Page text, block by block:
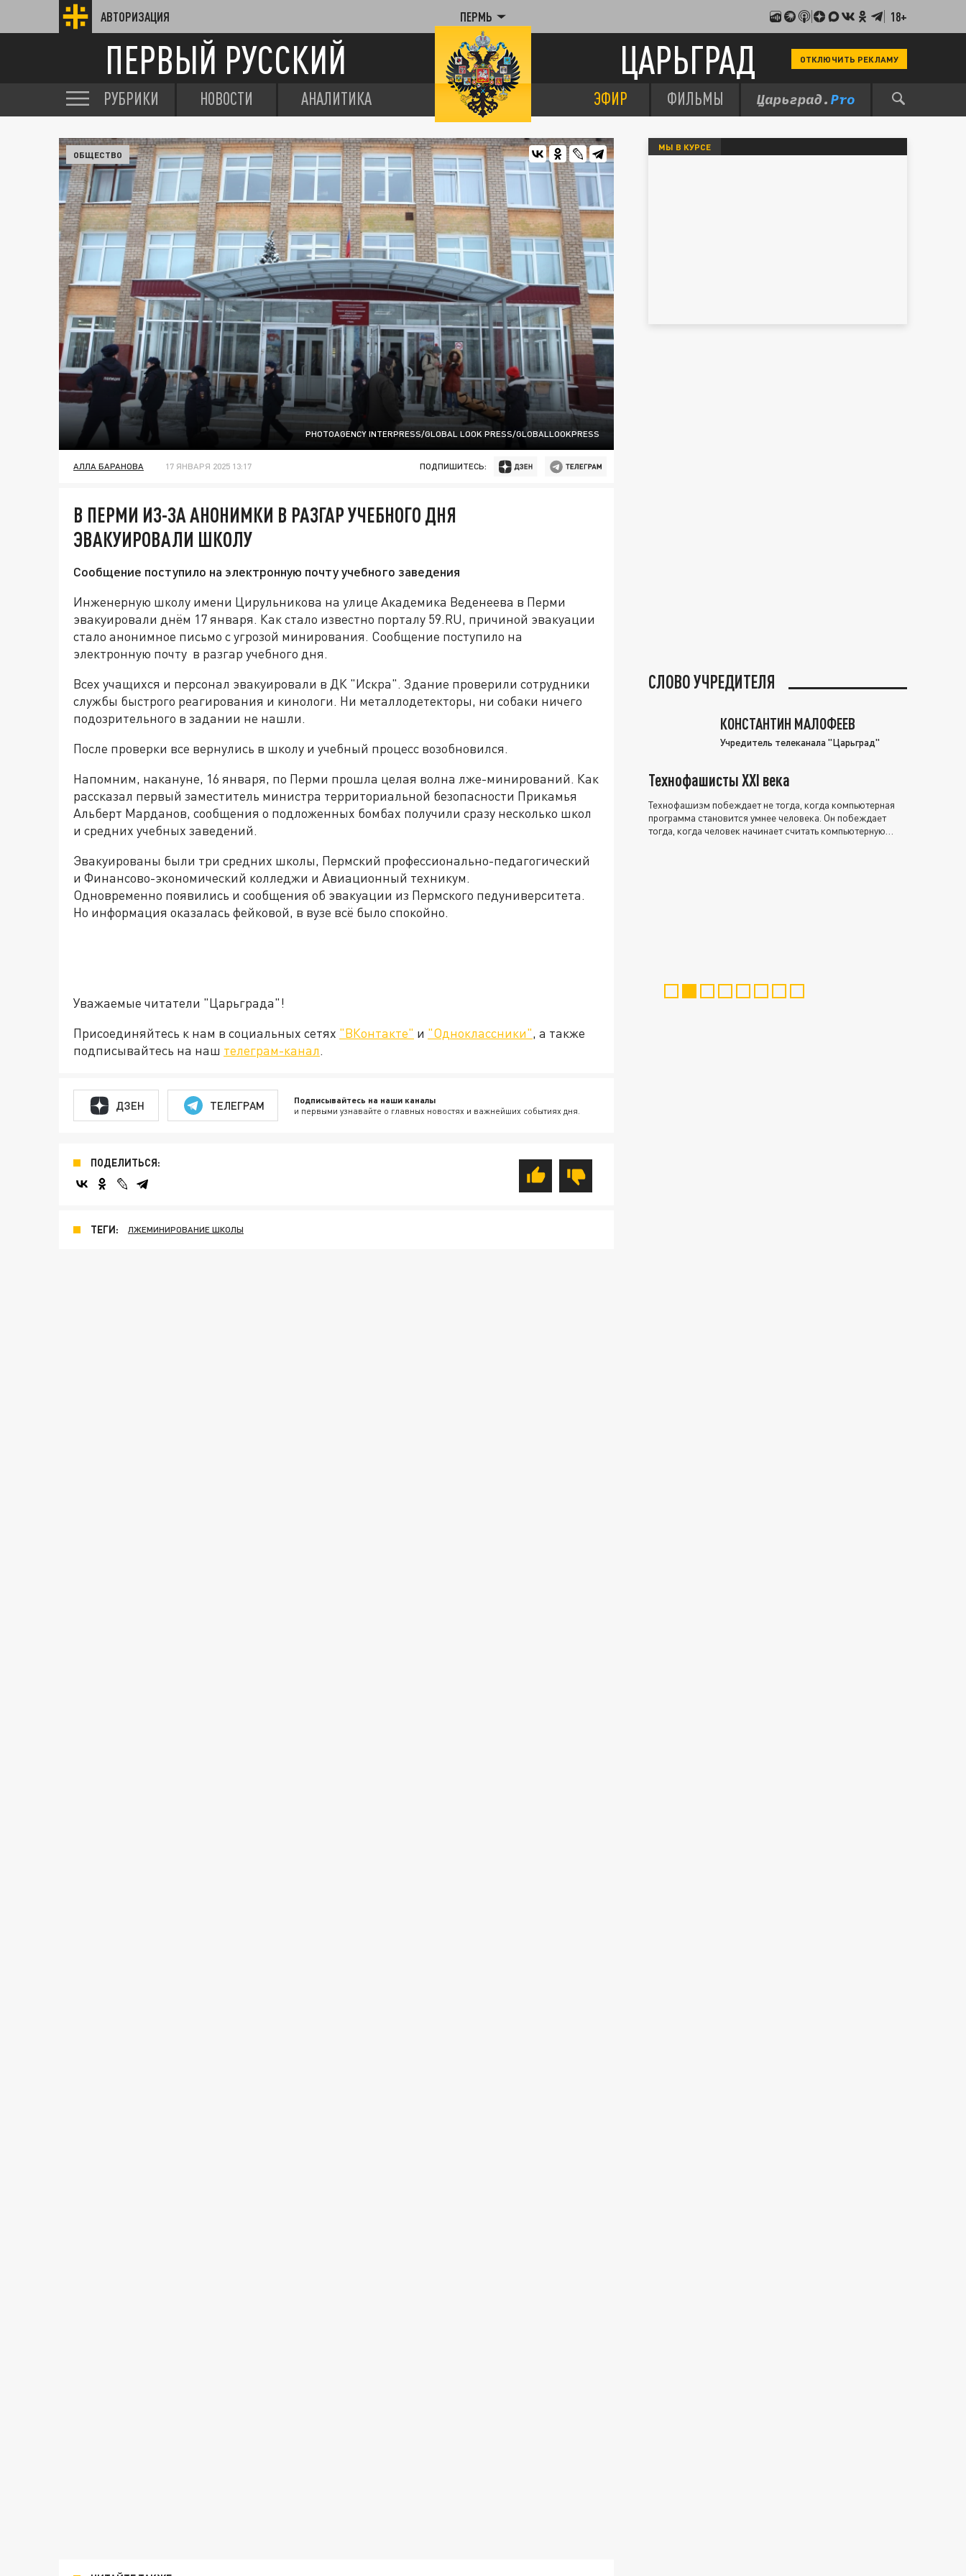
АВТОРИЗАЦИЯ ПЕРМЬ 18+
ПЕРВЫЙ РУССКИЙ ЦАРЬГРАД ОТКЛЮЧИТЬ РЕКЛАМУ
РУБРИКИ НОВОСТИ АНАЛИТИКА ЭФИР ФИЛЬМЫ
PHOTOAGENCY INTERPRESS/GLOBAL LOOK PRESS/GLOBALLOOKPRESS
ОБЩЕСТВО
АЛЛА БАРАНОВА 17 ЯНВАРЯ 2025 13:17 ПОДПИШИТЕСЬ:
В ПЕРМИ ИЗ-ЗА АНОНИМКИ В РАЗГАР УЧЕБНОГО ДНЯ
ЭВАКУИРОВАЛИ ШКОЛУ
Сообщение поступило на электронную почту учебного заведения
Инженерную школу имени Цирульникова на улице Академика Веденеева в Перми
эвакуировали днём 17 января. Как стало известно порталу 59.RU, причиной эвакуации
стало анонимное письмо с угрозой минирования. Сообщение поступило на
электронную почту в разгар учебного дня.
Всех учащихся и персонал эвакуировали в ДК "Искра". Здание проверили сотрудники
службы быстрого реагирования и кинологи. Ни металлодетекторы, ни собаки ничего
подозрительного в задании не нашли.
После проверки все вернулись в школу и учебный процесс возобновился.
Напомним, накануне, 16 января, по Перми прошла целая волна лже-минирований. Как
рассказал первый заместитель министра территориальной безопасности Прикамья
Альберт Марданов, сообщения о подложенных бомбах получили сразу несколько школ
и средних учебных заведений.
Эвакуированы были три средних школы, Пермский профессионально-педагогический
и Финансово-экономический колледжи и Авиационный техникум.
Одновременно появились и сообщения об эвакуации из Пермского педуниверситета.
Но информация оказалась фейковой, в вузе всё было спокойно.
Уважаемые читатели "Царьграда"!
Присоединяйтесь к нам в социальных сетях "ВКонтакте" и "Одноклассники", а также
подписывайтесь на наш телеграм-канал.
ДЗЕН ТЕЛЕГРАМ Подписывайтесь на наши каналы
и первыми узнавайте о главных новостях и важнейших событиях дня.
ПОДЕЛИТЬСЯ:
ТЕГИ: ЛЖЕМИНИРОВАНИЕ ШКОЛЫ
МЫ В КУРСЕ
СЛОВО УЧРЕДИТЕЛЯ
КОНСТАНТИН МАЛОФЕЕВ
Учредитель телеканала "Царьград"
Технофашисты XXI века
Технофашизм побеждает не тогда, когда компьютерная
программа становится умнее человека. Он побеждает
тогда, когда человек начинает считать компьютерную